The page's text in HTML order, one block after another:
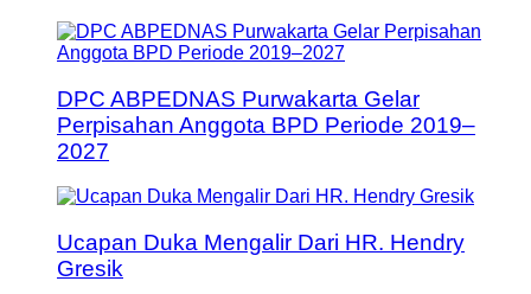
DPC ABPEDNAS Purwakarta Gelar
Perpisahan Anggota BPD Periode 2019–
2027
Ucapan Duka Mengalir Dari HR. Hendry
Gresik